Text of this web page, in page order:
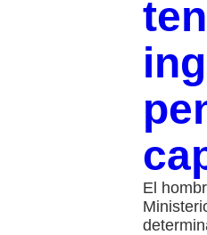
El